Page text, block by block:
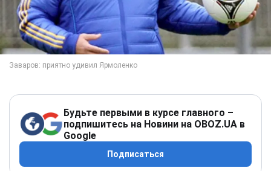
Будьте первыми в курсе главного –
подпишитесь на Новини на OBOZ.UA в
Google
Подписаться